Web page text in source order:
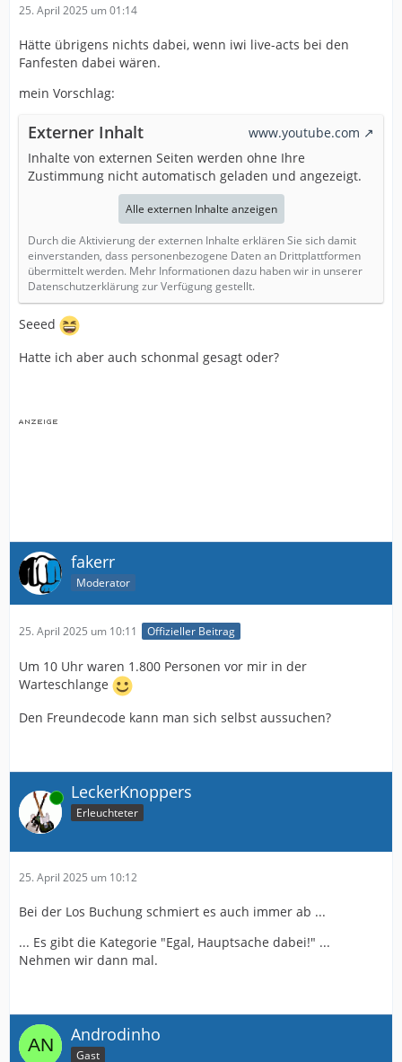
25. April 2025 um 01:14
Hätte übrigens nichts dabei, wenn iwi live-acts bei den
Fanfesten dabei wären.
mein Vorschlag:
Externer Inhalt
www.youtube.com
Inhalte von externen Seiten werden ohne Ihre
Zustimmung nicht automatisch geladen und angezeigt.
Alle externen Inhalte anzeigen
Durch die Aktivierung der externen Inhalte erklären Sie sich damit
einverstanden, dass personenbezogene Daten an Drittplattformen
übermittelt werden. Mehr Informationen dazu haben wir in unserer
Datenschutzerklärung zur Verfügung gestellt.
Seeed
Hatte ich aber auch schonmal gesagt oder?
fakerr
Moderator
25. April 2025 um 10:11 Offizieller Beitrag
Um 10 Uhr waren 1.800 Personen vor mir in der
Warteschlange
Den Freundecode kann man sich selbst aussuchen?
Online LeckerKnoppers
Erleuchteter
25. April 2025 um 10:12
Bei der Los Buchung schmiert es auch immer ab ...
... Es gibt die Kategorie "Egal, Hauptsache dabei!" ...
Nehmen wir dann mal.
Androdinho
Gast